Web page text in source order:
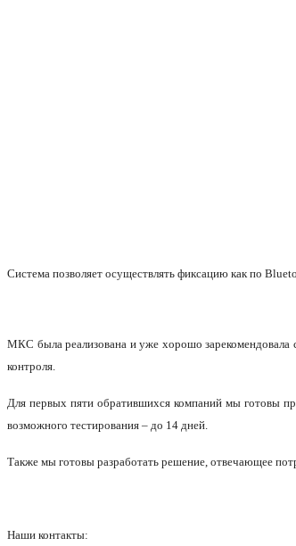
Система позволяет осуществлять фиксацию как по
МКС была реализована и уже хорошо зарекомендовала
контроля.
Для первых пяти обратившихся компаний мы готовы
возможного тестирования – до 14 дней.
Также мы готовы разработать решение, отвечающее
Наши контакты: